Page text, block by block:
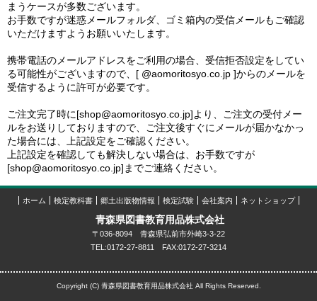
まうケースが多数ございます。
お手数ですが迷惑メールフォルダ、ゴミ箱内の受信メールもご確認
いただけますようお願いいたします。
携帯電話のメールアドレスをご利用の場合、受信拒否設定をしてい
る可能性がございますので、[ @aomoritosyo.co.jp ]からのメールを
受信するように許可が必要です。
ご注文完了時に[shop@aomoritosyo.co.jp]より、ご注文の受付メー
ルをお送りしておりますので、ご注文後すぐにメールが届かなかっ
た場合には、上記設定をご確認ください。
上記設定を確認しても解決しない場合は、お手数ですが
[shop@aomoritosyo.co.jp]までご連絡ください。
ホーム 検定教科書 郷土出版物情報 検定試験 会社案内 ネットショップ
青森県図書教育用品株式会社
〒036-8094 青森県弘前市外崎3-3-22
TEL:0172-27-8811 FAX:0172-27-3214
Copyright (C) 青森県図書教育用品株式会社 All Rights Reserved.